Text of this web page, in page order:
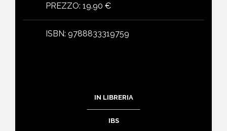
PREZZO: 19.90 €
ISBN: 9788833319759
IN LIBRERIA
IBS